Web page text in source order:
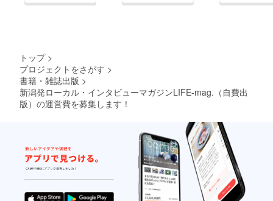
一地方の名も無き小
さな媒体に、県内外か
ら多くの支援を賜りま
た、地域の魅力を発掘
したいとの思いで活躍
する同世代のFaavoス
タッフの方々にも感謝
トップ >
プロジェクトをさがす >
書籍・雑誌出版 >
新潟発ローカル・インタビューマガジンLIFE-mag.（自費出
版）の運営費を募集します！